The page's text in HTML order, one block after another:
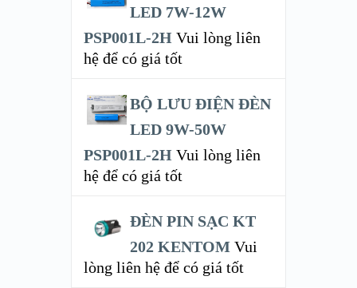
LED 7W-12W
PSP001L-2H Vui lòng liên
hệ để có giá tốt
BỘ LƯU ĐIỆN ĐÈN
LED 9W-50W
PSP001L-2H Vui lòng liên
hệ để có giá tốt
ĐÈN PIN SẠC KT
202 KENTOM Vui
lòng liên hệ để có giá tốt